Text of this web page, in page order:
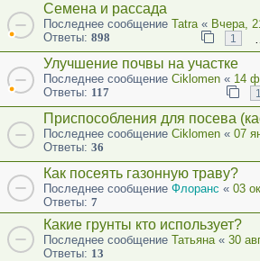
Семена и рассада
Последнее сообщение Tatra« Вчера,
Ответы: 898 1
Улучшение почвы на участке
Последнее сообщение Ciklomen « 14
Ответы: 117 1
Приспособления для посева
Последнее сообщение Ciklomen « 07
Ответы: 36
Как посеять газонную траву?
Последнее сообщение Флоранс « 03
Ответы: 7
Какие грунты кто использует?
Последнее сообщение Татьяна « 30
Ответы: 13